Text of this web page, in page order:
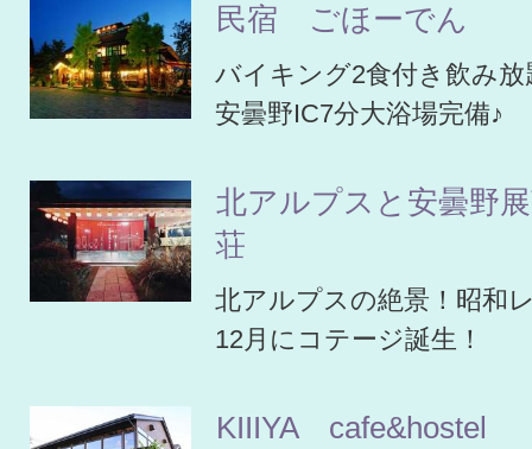
民宿 ごほーでん
バイキング2食付き飲み
安曇野IC7分大浴場完備♪
北アルプスと安曇野
荘
北アルプスの絶景！昭和
12月にコテージ誕生！
KIIIYA cafe&hostel